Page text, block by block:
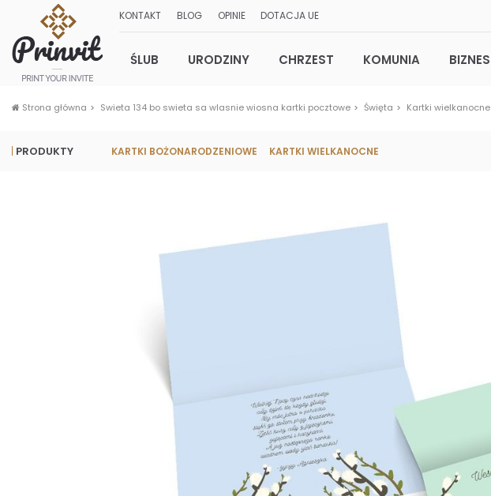
KONTAKT BLOG OPINIE DOTACJA UE
ŚLUB URODZINY CHRZEST KOMUNIA BIZNES
Strona główna Swieta 134 bo swieta sa wlasnie wiosna kartki pocztowe Święta Kartki wielkanocne
PRODUKTY KARTKI BOŻONARODZENIOWE KARTKI WIELKANOCNE